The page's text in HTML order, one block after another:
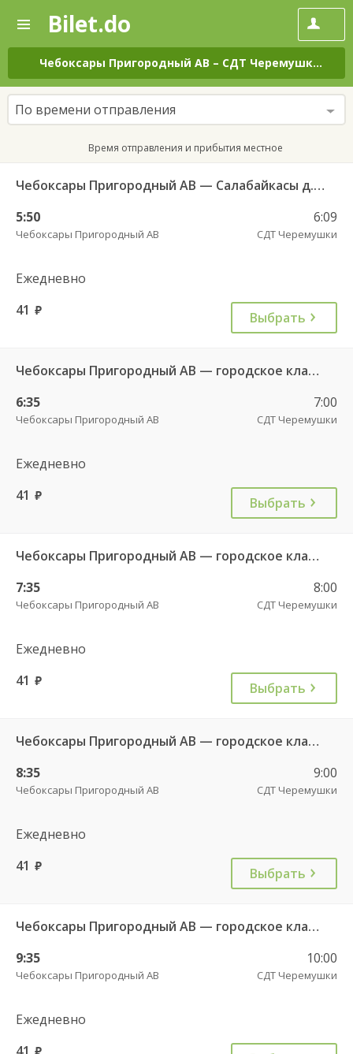
—
Поиск
и
покупка
билетов
на
автобус
онлайн
Bilet.do
Чебоксары Пригородный АВ – СДТ Черемушки
По времени отправления
Время отправления и прибытия местное
Чебоксары Пригородный АВ — Салабайкасы д. 146
5:50
Чебоксары Пригородный АВ
6:09
СДТ Черемушки
Ежедневно
41 руб. Выбрать
Чебоксары Пригородный АВ — городское кладбище 49
6:35
Чебоксары Пригородный АВ
7:00
СДТ Черемушки
Ежедневно
41 руб. Выбрать
Чебоксары Пригородный АВ — городское кладбище 49
7:35
Чебоксары Пригородный АВ
8:00
СДТ Черемушки
Ежедневно
41 руб. Выбрать
Чебоксары Пригородный АВ — городское кладбище 49
8:35
Чебоксары Пригородный АВ
9:00
СДТ Черемушки
Ежедневно
41 руб. Выбрать
Чебоксары Пригородный АВ — городское кладбище 49
9:35
Чебоксары Пригородный АВ
10:00
СДТ Черемушки
Ежедневно
руб.